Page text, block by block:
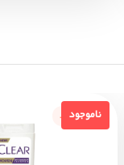
ناموجود
ناموجود